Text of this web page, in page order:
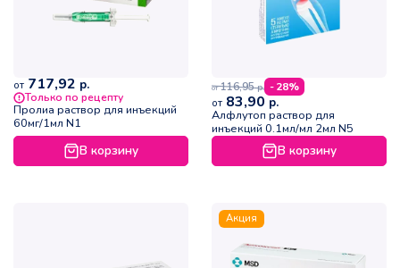
от 717,92 р.
Только по рецепту
Пролиа раствор для инъекций
60мг/1мл N1
В корзину
от 116,95р. - 28%
от 83,90 р.
Алфлутоп раствор для
инъекций 0.1мл/мл 2мл N5
В корзину
Акция